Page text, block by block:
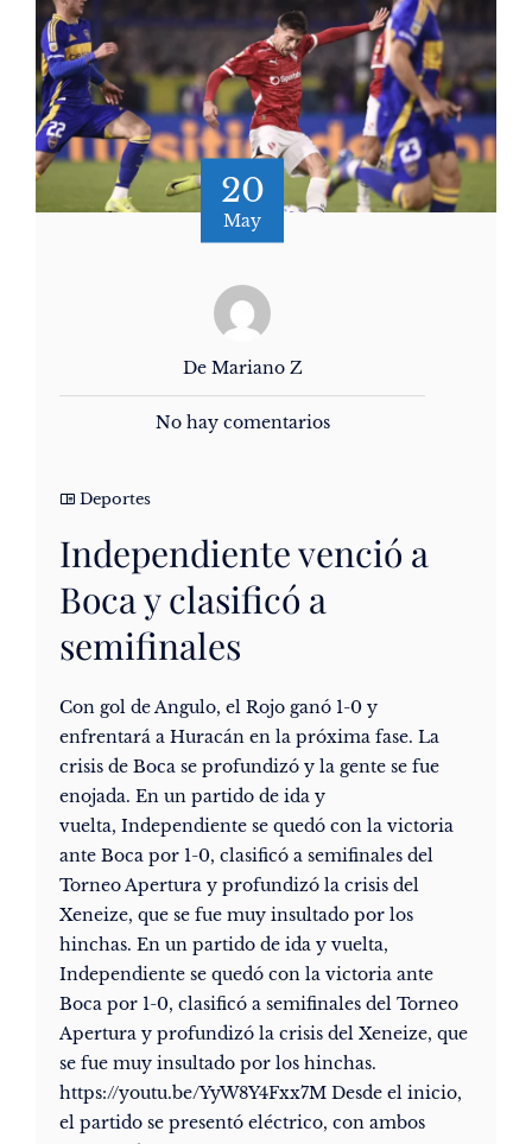
20
May
De Mariano Z
No hay comentarios
Deportes
Independiente venció a
Boca y clasificó a
semifinales
Con gol de Angulo, el Rojo ganó 1-0 y
enfrentará a Huracán en la próxima fase. La
crisis de Boca se profundizó y la gente se fue
enojada. En un partido de ida y
vuelta, Independiente se quedó con la victoria
ante Boca por 1-0, clasificó a semifinales del
Torneo Apertura y profundizó la crisis del
Xeneize, que se fue muy insultado por los
hinchas. En un partido de ida y vuelta,
Independiente se quedó con la victoria ante
Boca por 1-0, clasificó a semifinales del Torneo
Apertura y profundizó la crisis del Xeneize, que
se fue muy insultado por los hinchas.
https://youtu.be/YyW8Y4Fxx7M Desde el inicio,
el partido se presentó eléctrico, con ambos